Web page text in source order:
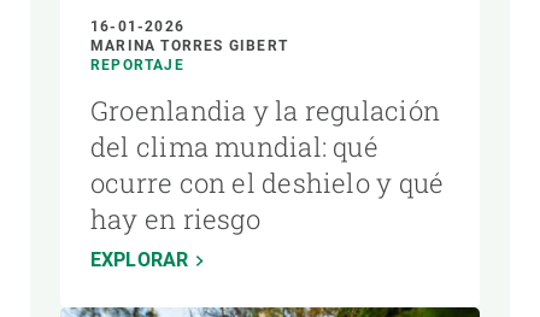
16-01-2026
MARINA TORRES GIBERT
REPORTAJE
Groenlandia y la regulación
del clima mundial: qué
ocurre con el deshielo y qué
hay en riesgo
EXPLORAR